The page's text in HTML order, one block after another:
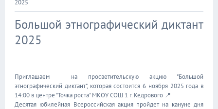
2025
Большой этнографический диктант
2025
Приглашаем на просветительскую акцию "Большой
этнографический диктант", которая состоится 6 ноября 2025 года в
14:00 в центре "Точка роста" МКОУ СОШ 1 г. Кедрового 📍
Десятая юбилейная Всероссийская акция пройдет на кануне дня